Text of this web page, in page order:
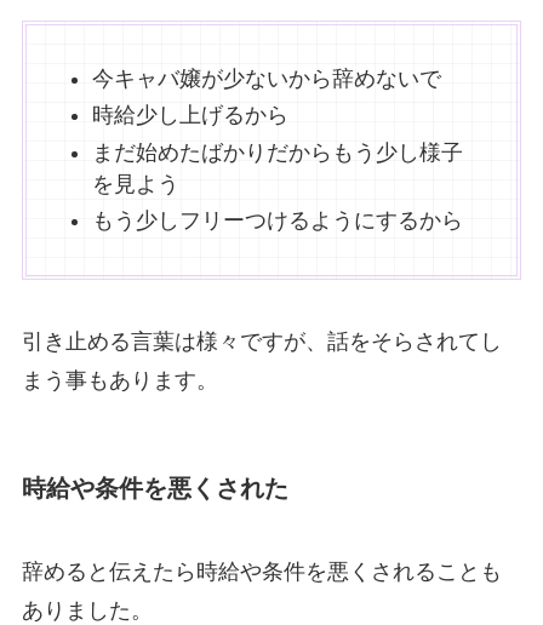
今キャバ嬢が少ないから辞めないで
時給少し上げるから
まだ始めたばかりだからもう少し様子
を見よう
もう少しフリーつけるようにするから
引き止める言葉は様々ですが、話をそらされてし
まう事もあります。
時給や条件を悪くされた
辞めると伝えたら時給や条件を悪くされることも
ありました。